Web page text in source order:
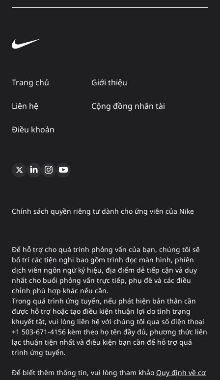
Trang chủ Giới thiệu
Liên hệ Cộng đồng nhân tài
Điều khoản
Chính sách quyền riêng tư dành cho ứng viên của Nike
Để hỗ trợ cho quá trình phỏng vấn của bạn, chúng tôi sẽ
bố trí các tiện nghi bao gồm trình đọc màn hình, phiên
dịch viên ngôn ngữ ký hiệu, địa điểm dễ tiếp cận và duy
nhất cho buổi phỏng vấn trực tiếp, phụ đề và các điều
chỉnh phù hợp khác nếu cần.
Trong quá trình ứng tuyển, nếu phát hiện bản thân cần
được hỗ trợ hoặc tạo điều kiện thuận lợi do tình trạng
khuyết tật, vui lòng liên hệ với chúng tôi qua số điện thoại
+1 503-671-4156 kèm theo họ tên đầy đủ, phương thức liên
lạc thuận tiện nhất và điều kiện bạn cần để hỗ trợ quá
trình ứng tuyển.
Để biết thêm thông tin, vui lòng tham khảo Quy định về cơ